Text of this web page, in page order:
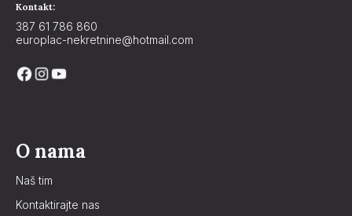
Kontakt:
387 61 786 860
europlac-nekretnine@hotmail.com
O nama
Naš tim
Kontaktirajte nas